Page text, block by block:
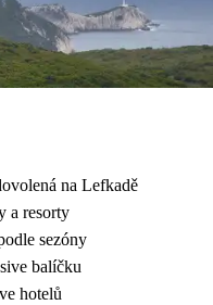
na Lefkadě
a resorty
sezóny
balíčku
hotelů